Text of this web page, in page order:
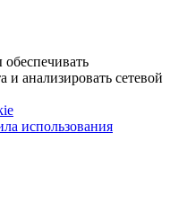
и анализировать сетевой
использования